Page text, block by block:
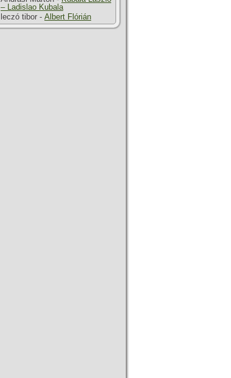
– Ladislao Kubala
leczó tibor - Albert Flórián